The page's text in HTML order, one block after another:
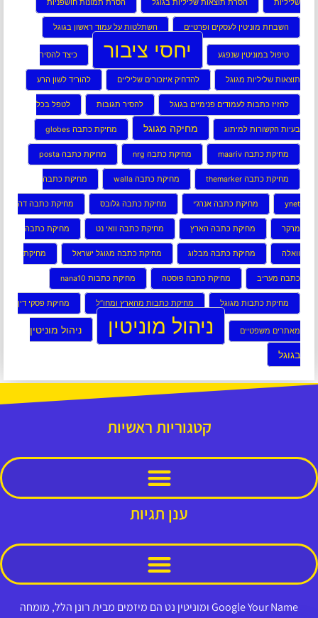
שליליות הסרת תוצאות שליליות בגוגל הסרת תמונות חושפניות
השבחת מוניטין לעסקים ופרטיים השתלטות על עמוד ראשון בגוגל
טיפול במוניטין שנפגע יחסי ציבור כיצד להסיר
תוצאות שליליות מגוגל להדחיק איזכורים שליליים להוריד לשון הרע
להזיז כתבות לעמודים פנימיים בגוגל להסיר תגובות לטפל בכל
בעיות הקשורות למיתוג מחיקה מגוגל מחיקת כתבה globes
מחיקת כתבה maariv מחיקת כתבה nrg מחיקת כתבה posta
מחיקת כתבה themarker מחיקת כתבה walla מחיקת כתבה
ynet מחיקת כתבה אנרג’י מחיקת כתבה גלובס מחיקת כתבה דה
מרקר מחיקת כתבה הארץ מחיקת כתבה וואי נט מחיקת כתבה
וואלה מחיקת כתבה מבלוג מחיקת כתבה מגוגל ישראל מחיקת
כתבה מעריב מחיקת כתבה פוסטה מחיקת כתבות nana10
מחיקת כתבות מגוגל מחיקת כתבות מהארץ ומחו”ל מחיקת פסקי דין
מאתרים משפטיים ניהול מוניטין ניהול מוניטין
בגוגל
קטגוריות ראשיות
ענן תגיות
Google Your Name ומוניטין נט הם מיזמים מבית רונן הלל, מומחה